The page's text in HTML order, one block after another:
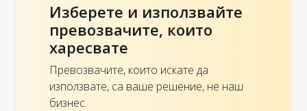
Изберете и използвайте
превозвачите, които
харесвате
Превозвачите, които искате да
използвате, са ваше решение, не наш
бизнес.